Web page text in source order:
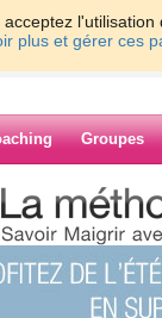
plus et gérer ces
Groupes
>
bibi971